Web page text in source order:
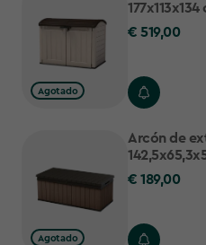
Agotado
€
€ 519,00
Agotado
Arcón de
€
€ 189,00